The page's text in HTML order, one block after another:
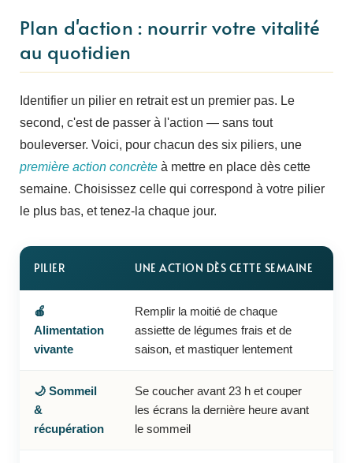
Plan d'action : nourrir votre vitalité
au quotidien
Identifier un pilier en retrait est un premier pas. Le
second, c'est de passer à l'action — sans tout
bouleverser. Voici, pour chacun des six piliers, une
première action concrète à mettre en place dès cette
semaine. Choisissez celle qui correspond à votre pilier
le plus bas, et tenez-la chaque jour.
PILIER UNE ACTION DÈS CETTE SEMAINE
🍎
Alimentation
vivante
Remplir la moitié de chaque
assiette de légumes frais et de
saison, et mastiquer lentement
🌙 Sommeil
&
récupération
Se coucher avant 23 h et couper
les écrans la dernière heure avant
le sommeil